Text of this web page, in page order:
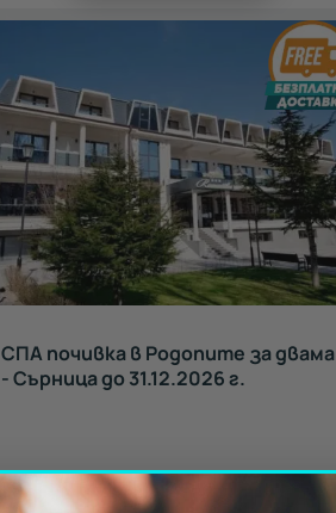
СПА почивка в Родопите за двама
- Сърница до 31.12.2026 г.
160.00€